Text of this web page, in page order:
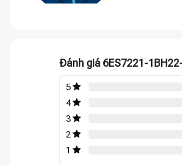
Đánh giá 6ES7221-
5
4
3
2
1